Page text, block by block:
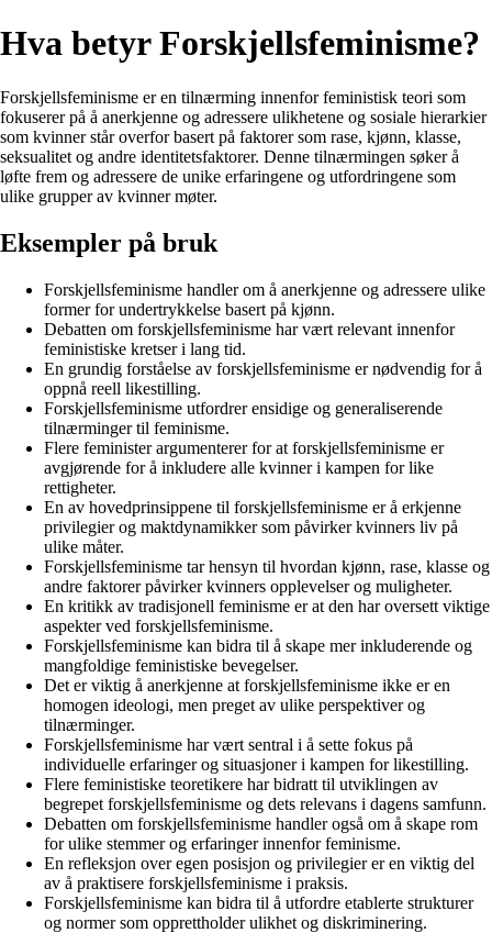
Hva betyr Forskjellsfeminisme?
Forskjellsfeminisme er en tilnærming innenfor feministisk teori som
fokuserer på å anerkjenne og adressere ulikhetene og sosiale hierarkier
som kvinner står overfor basert på faktorer som rase, kjønn, klasse,
seksualitet og andre identitetsfaktorer. Denne tilnærmingen søker å
løfte frem og adressere de unike erfaringene og utfordringene som
ulike grupper av kvinner møter.
Eksempler på bruk
Forskjellsfeminisme handler om å anerkjenne og adressere ulike
former for undertrykkelse basert på kjønn.
Debatten om forskjellsfeminisme har vært relevant innenfor
feministiske kretser i lang tid.
En grundig forståelse av forskjellsfeminisme er nødvendig for å
oppnå reell likestilling.
Forskjellsfeminisme utfordrer ensidige og generaliserende
tilnærminger til feminisme.
Flere feminister argumenterer for at forskjellsfeminisme er
avgjørende for å inkludere alle kvinner i kampen for like
rettigheter.
En av hovedprinsippene til forskjellsfeminisme er å erkjenne
privilegier og maktdynamikker som påvirker kvinners liv på
ulike måter.
Forskjellsfeminisme tar hensyn til hvordan kjønn, rase, klasse og
andre faktorer påvirker kvinners opplevelser og muligheter.
En kritikk av tradisjonell feminisme er at den har oversett viktige
aspekter ved forskjellsfeminisme.
Forskjellsfeminisme kan bidra til å skape mer inkluderende og
mangfoldige feministiske bevegelser.
Det er viktig å anerkjenne at forskjellsfeminisme ikke er en
homogen ideologi, men preget av ulike perspektiver og
tilnærminger.
Forskjellsfeminisme har vært sentral i å sette fokus på
individuelle erfaringer og situasjoner i kampen for likestilling.
Flere feministiske teoretikere har bidratt til utviklingen av
begrepet forskjellsfeminisme og dets relevans i dagens samfunn.
Debatten om forskjellsfeminisme handler også om å skape rom
for ulike stemmer og erfaringer innenfor feminisme.
En refleksjon over egen posisjon og privilegier er en viktig del
av å praktisere forskjellsfeminisme i praksis.
Forskjellsfeminisme kan bidra til å utfordre etablerte strukturer
og normer som opprettholder ulikhet og diskriminering.